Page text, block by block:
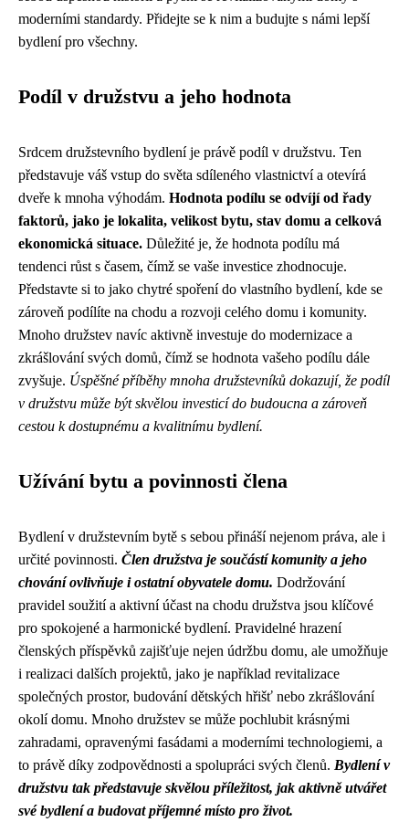
moderními standardy. Přidejte se k nim a budujte s námi lepší
bydlení pro všechny.
Podíl v družstvu a jeho hodnota
Srdcem družstevního bydlení je právě podíl v družstvu. Ten
představuje váš vstup do světa sdíleného vlastnictví a otevírá
dveře k mnoha výhodám. Hodnota podílu se odvíjí od řady
faktorů, jako je lokalita, velikost bytu, stav domu a celková
ekonomická situace. Důležité je, že hodnota podílu má
tendenci růst s časem, čímž se vaše investice zhodnocuje.
Představte si to jako chytré spoření do vlastního bydlení, kde se
zároveň podílíte na chodu a rozvoji celého domu i komunity.
Mnoho družstev navíc aktivně investuje do modernizace a
zkrášlování svých domů, čímž se hodnota vašeho podílu dále
zvyšuje. Úspěšné příběhy mnoha družstevníků dokazují, že podíl
v družstvu může být skvělou investicí do budoucna a zároveň
cestou k dostupnému a kvalitnímu bydlení.
Užívání bytu a povinnosti člena
Bydlení v družstevním bytě s sebou přináší nejenom práva, ale i
určité povinnosti. Člen družstva je součástí komunity a jeho
chování ovlivňuje i ostatní obyvatele domu. Dodržování
pravidel soužití a aktivní účast na chodu družstva jsou klíčové
pro spokojené a harmonické bydlení. Pravidelné hrazení
členských příspěvků zajišťuje nejen údržbu domu, ale umožňuje
i realizaci dalších projektů, jako je například revitalizace
společných prostor, budování dětských hřišť nebo zkrášlování
okolí domu. Mnoho družstev se může pochlubit krásnými
zahradami, opravenými fasádami a moderními technologiemi, a
to právě díky zodpovědnosti a spolupráci svých členů. Bydlení v
družstvu tak představuje skvělou příležitost, jak aktivně utvářet
své bydlení a budovat příjemné místo pro život.